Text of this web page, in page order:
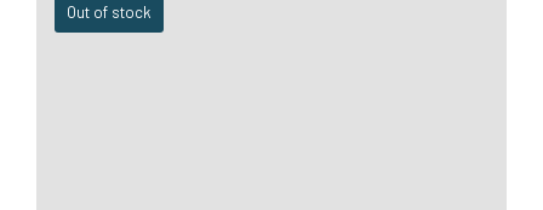
Out of stock